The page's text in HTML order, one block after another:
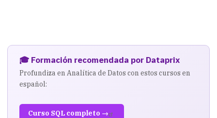
🎓 Formación recomendada por Dataprix
Profundiza en Analítica de Datos con estos cursos en
español:
Curso SQL completo →